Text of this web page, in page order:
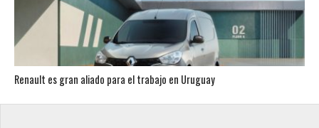
Renault es gran aliado para el trabajo en Uruguay